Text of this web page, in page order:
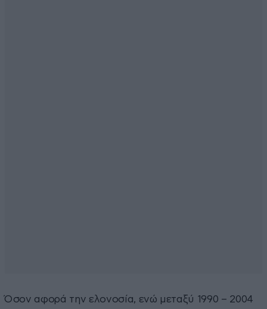
Όσον αφορά την ελονοσία, ενώ μεταξύ 1990 – 2004